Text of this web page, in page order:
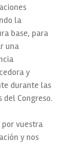
la
base, para
una
y
durante las
del Congreso.
por vuestra
y nos